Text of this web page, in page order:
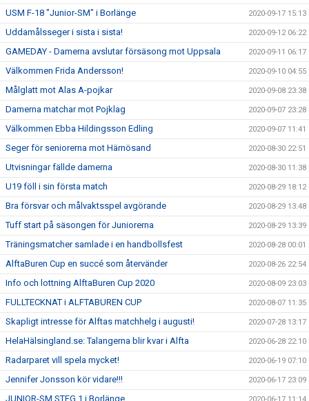
USM F-18 "Junior-SM" i Borlänge 2020-09-17 15:13
Uddamålsseger i sista i sista! 2020-09-12 06:22
GAMEDAY - Damerna avslutar försäsong mot Uppsala 2020-09-11 06:17
Välkommen Frida Andersson! 2020-09-10 04:55
Målglatt mot Alas A-pojkar 2020-09-08 23:38
Damerna matchar mot Pojklag 2020-09-07 23:28
Välkommen Ebba Hildingsson Edling 2020-09-07 11:41
Seger för seniorerna mot Härnösand 2020-08-30 22:51
Utvisningar fällde damerna 2020-08-30 11:38
U19 föll i sin första match 2020-08-29 18:12
Bra försvar och målvaktsspel avgörande 2020-08-29 13:48
Tuff start på säsongen för Juniorerna 2020-08-29 13:39
Träningsmatcher samlade i en handbollsfest 2020-08-28 00:01
AlftaBuren Cup en succé som återvänder 2020-08-26 22:54
Info och lottning AlftaBuren Cup 2020 2020-08-09 23:03
FULLTECKNAT i ALFTABUREN CUP 2020-08-07 11:35
Skapligt intresse för Alftas matchhelg i augusti! 2020-07-28 13:17
HelaHälsingland.se: Talangerna blir kvar i Alfta 2020-06-28 22:10
Radarparet vill spela mycket! 2020-06-19 07:10
Jennifer Jonsson kör vidare!!! 2020-06-17 23:09
JUNIOR-SM STEG 1 i Borlänge